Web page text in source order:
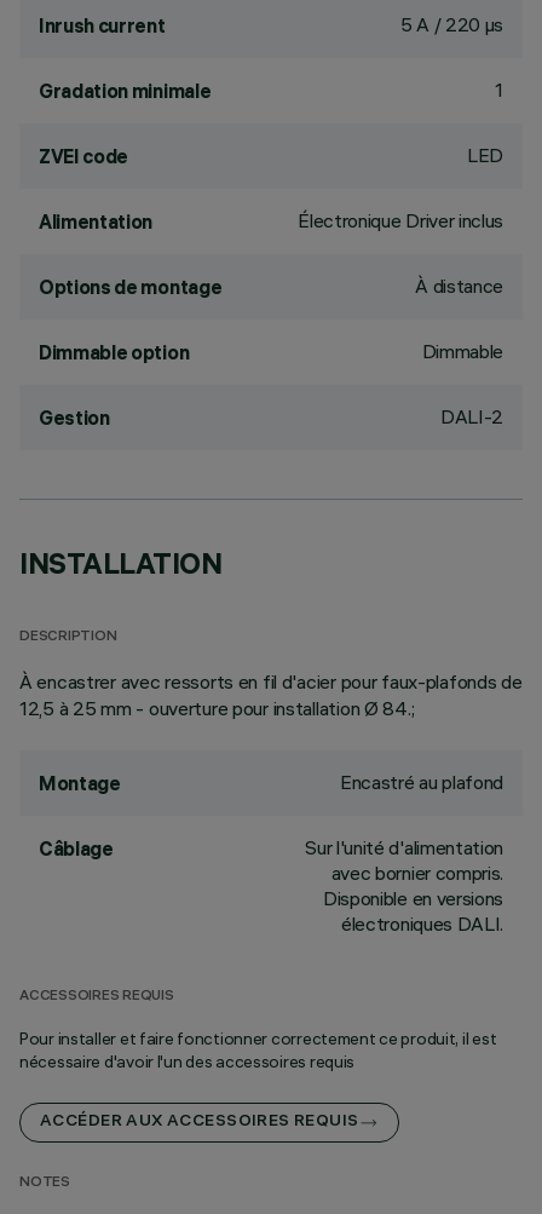
Inrush current 5 A / 220 µs
Gradation minimale 1
ZVEI code LED
Alimentation Électronique Driver inclus
Options de montage À distance
Dimmable option Dimmable
Gestion DALI-2
INSTALLATION
DESCRIPTION
À encastrer avec ressorts en fil d'acier pour faux-plafonds de
12,5 à 25 mm - ouverture pour installation Ø 84.;
Montage Encastré au plafond
Câblage
Sur l'unité d'alimentation
avec bornier compris.
Disponible en versions
électroniques DALI.
ACCESSOIRES REQUIS
Pour installer et faire fonctionner correctement ce produit, il est
nécessaire d'avoir l'un des accessoires requis
ACCÉDER AUX ACCESSOIRES REQUIS
NOTES